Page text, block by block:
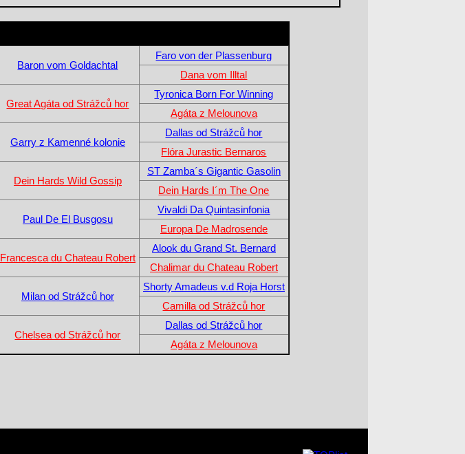
Baron vom Goldachtal
Faro von der Plassenburg
Dana vom Illtal
Great Agáta od Strážců hor
Tyronica Born For Winning
Agáta z Melounova
Garry z Kamenné kolonie
Dallas od Strážců hor
Flóra Jurastic Bernaros
Dein Hards Wild Gossip
ST Zamba´s Gigantic Gasolin
Dein Hards I´m The One
Paul De El Busgosu
Vivaldi Da Quintasinfonia
Europa De Madrosende
Francesca du Chateau Robert
Alook du Grand St. Bernard
Chalimar du Chateau Robert
Milan od Strážců hor
Shorty Amadeus v.d Roja Horst
Camilla od Strážců hor
Chelsea od Strážců hor
Dallas od Strážců hor
Agáta z Melounova